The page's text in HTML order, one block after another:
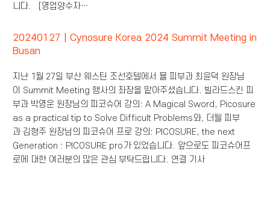
니다. [영업양수자…
20240127 | Cynosure Korea 2024 Summit Meeting in
Busan
지난 1월 27일 부산 웨스틴 조선호텔에서 뮬 피부과 최윤덕 원장님
이 Summit Meeting 행사의 좌장을 맡아주셨습니다. 빌라드스킨 피
부과 박영운 원장님의 피코슈어 강의: A Magical Sword, Picosure
as a practical tip to Solve Difficult Problems와, 더웰 피부
과 김형주 원장님의 피코슈어 프로 강의: PICOSURE, the next
Generation : PICOSURE pro가 있었습니다. 앞으로도 피코슈어프
로에 대한 여러분의 많은 관심 부탁드립니다. 연결 기사